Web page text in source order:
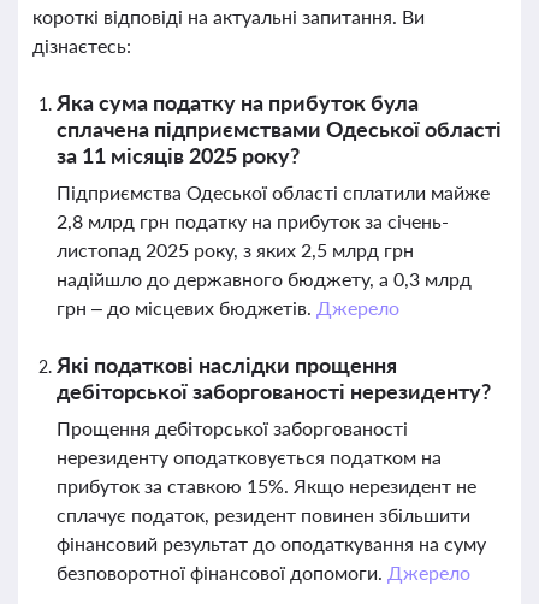
короткі відповіді на актуальні запитання. Ви
дізнаєтесь:
Яка сума податку на прибуток була
сплачена підприємствами Одеської області
за 11 місяців 2025 року?
Підприємства Одеської області сплатили майже
2,8 млрд грн податку на прибуток за січень-
листопад 2025 року, з яких 2,5 млрд грн
надійшло до державного бюджету, а 0,3 млрд
грн – до місцевих бюджетів. Джерело
Які податкові наслідки прощення
дебіторської заборгованості нерезиденту?
Прощення дебіторської заборгованості
нерезиденту оподатковується податком на
прибуток за ставкою 15%. Якщо нерезидент не
сплачує податок, резидент повинен збільшити
фінансовий результат до оподаткування на суму
безповоротної фінансової допомоги. Джерело